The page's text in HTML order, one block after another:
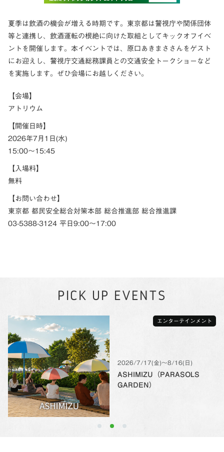
夏季は飲酒の機会が増える時期です。東京都は警視庁や関係団体
等と連携し、飲酒運転の根絶に向けた取組としてキックオフイベ
ントを開催します。本イベントでは、原口あきまささんをゲスト
にお迎えし、警視庁交通総務課員との交通安全トークショーなど
を実施します。ぜひ会場にお越しください。
【会場】
アトリウム
【開催日時】
2026年7月1日(水)
15:00～15:45
【入場料】
無料
【お問い合わせ】
東京都 都民安全総合対策本部 総合推進部 総合推進課
03-5388-3124 平日9:00～17:00
PICK UP EVENTS
2026/7/17(金)〜8/16(日)
ASHIMIZU（PARASOLS
GARDEN）
エンターテインメント